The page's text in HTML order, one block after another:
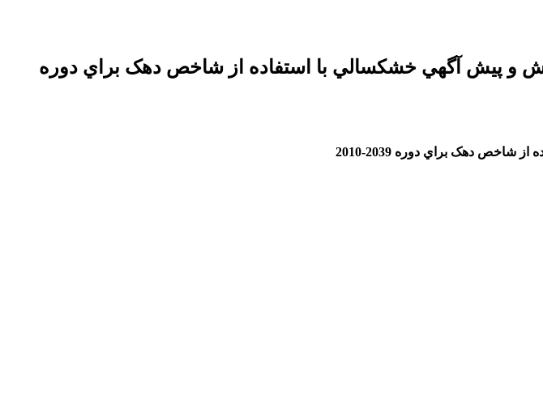
و پيش آگهي خشکسالي با استفاده از شاخص دهک براي دوره
دهک براي دوره 2039-2010